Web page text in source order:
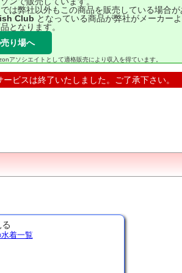
は弊社以外もこの商品を販売している場合が
Club となっている商品が弊社がメーカー
となります。
り場へ
アソシエイトとして適格販売により収入を得ています。
ービスは終了いたしました。ご了承下さい。
着一覧